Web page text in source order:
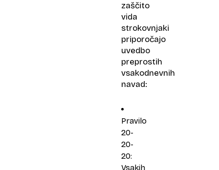
zaščito
vida
strokovnjaki
priporočajo
uvedbo
preprostih
vsakodnevnih
navad:
Pravilo
20-
20-
20:
Vsakih